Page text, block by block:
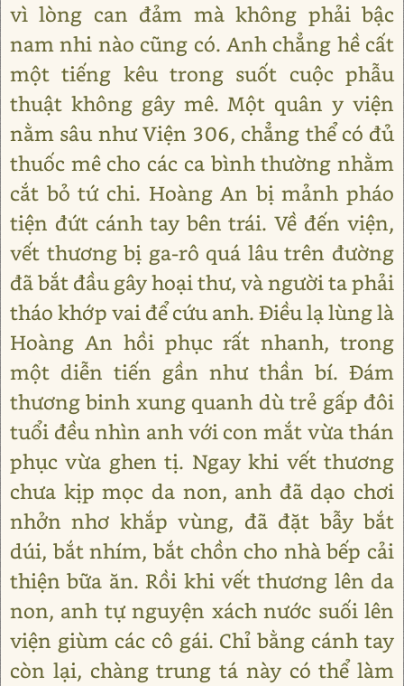
vì lòng can đảm mà không phải bậc
nam nhi nào cũng có. Anh chẳng hề cất
một tiếng kêu trong suốt cuộc phẫu
thuật không gây mê. Một quân y viện
nằm sâu như Viện 306, chẳng thể có đủ
thuốc mê cho các ca bình thường nhằm
cắt bỏ tứ chi. Hoàng An bị mảnh pháo
tiện đứt cánh tay bên trái. Về đến viện,
vết thương bị ga-rô quá lâu trên đường
đã bắt đầu gây hoại thư, và người ta phải
tháo khớp vai để cứu anh. Điều lạ lùng là
Hoàng An hồi phục rất nhanh, trong
một diễn tiến gần như thần bí. Đám
thương binh xung quanh dù trẻ gấp đôi
tuổi đều nhìn anh với con mắt vừa thán
phục vừa ghen tị. Ngay khi vết thương
chưa kịp mọc da non, anh đã dạo chơi
nhởn nhơ khắp vùng, đã đặt bẫy bắt
dúi, bắt nhím, bắt chồn cho nhà bếp cải
thiện bữa ăn. Rồi khi vết thương lên da
non, anh tự nguyện xách nước suối lên
viện giùm các cô gái. Chỉ bằng cánh tay
còn lại, chàng trung tá này có thể làm